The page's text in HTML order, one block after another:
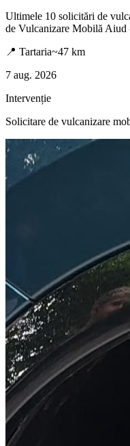
Ultimele 10 solicitări de
de Vulcanizare Mobilă Aiud
📍 Tartaria~47 km
7 aug. 2026
Intervenție
Solicitare de vulcanizare